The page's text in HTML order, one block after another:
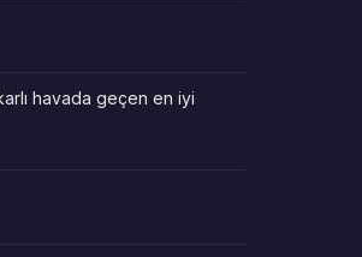
havada geçen en iyi